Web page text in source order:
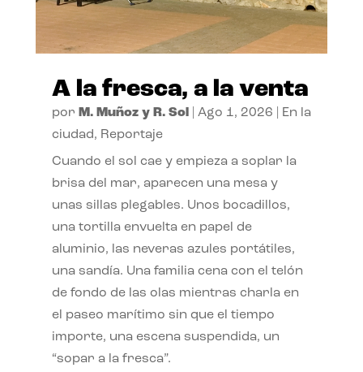
A la fresca, a la venta
por M. Muñoz y R. Sol| Ago 1, 2026
En la
ciudad, Reportaje
Cuando el sol cae y empieza a soplar la
brisa del mar, aparecen una mesa y
unas sillas plegables. Unos bocadillos,
una tortilla envuelta en papel de
aluminio, las neveras azules portátiles,
una sandía. Una familia cena con el telón
de fondo de las olas mientras charla en
el paseo marítimo sin que el tiempo
importe, una escena suspendida, un
“sopar a la fresca”.